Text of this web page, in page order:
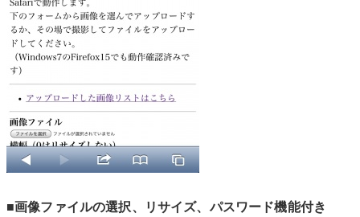
■画像ファイルの選択、リサイズ、パスワード機能付き